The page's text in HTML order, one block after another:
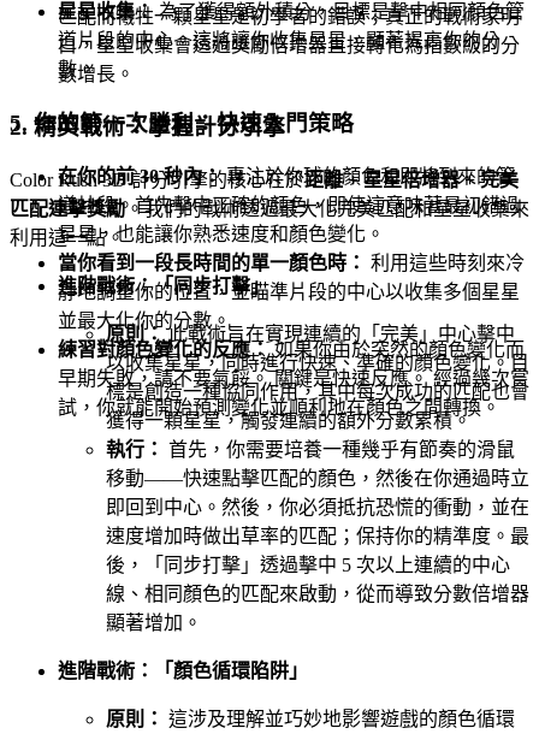
星星收集：為了獲得額外積分，目標是擊中相同顏色管
道片段的中心。這將讓你收集星星，顯著提高你的分
數。
5. 你的第一次勝利：快速入門策略
在你的前 30 秒內：專注於你球的顏色和即將到來的管
道片段。首先擊中正確的顏色，即使這意味著最初錯過
星星，也能讓你熟悉速度和顏色變化。
當你看到一段長時間的單一顏色時： 利用這些時刻來冷
靜地調整你的位置，並瞄準片段的中心以收集多個星星
並最大化你的分數。
練習對顏色變化的反應：如果你由於突然的顏色變化而
早期失敗，請不要氣餒。 關鍵是快速反應。 經過幾次嘗
試，你就能開始預測變化並順利地在顏色之間轉換。
匹配而犧牲一顆星星是初學者的錯誤；真正的戰術家明
白，星星收集會透過獎勵倍增器直接轉化為指數級的分
數增長。
2. 精英戰術：掌握計分引擎
Color Rush 3D 計分引擎的核心在於距離 + 星星倍增器 + 完美
匹配連擊獎勵。我們的戰術透過最大化完美匹配和星星收集來
利用這一點。
進階戰術：「同步打擊」
原則：此戰術旨在實現連續的「完美」中心擊中
以收集星星，同時進行快速、準確的顏色變化。目
標是創造一種協同作用，其中每次成功的匹配也會
獲得一顆星星，觸發連續的額外分數累積。
執行： 首先，你需要培養一種幾乎有節奏的滑鼠
移動——快速點擊匹配的顏色，然後在你通過時立
即回到中心。然後，你必須抵抗恐慌的衝動，並在
速度增加時做出草率的匹配；保持你的精準度。最
後，「同步打擊」透過擊中 5 次以上連續的中心
線、相同顏色的匹配來啟動，從而導致分數倍增器
顯著增加。
進階戰術：「顏色循環陷阱」
原則： 這涉及理解並巧妙地影響遊戲的顏色循環